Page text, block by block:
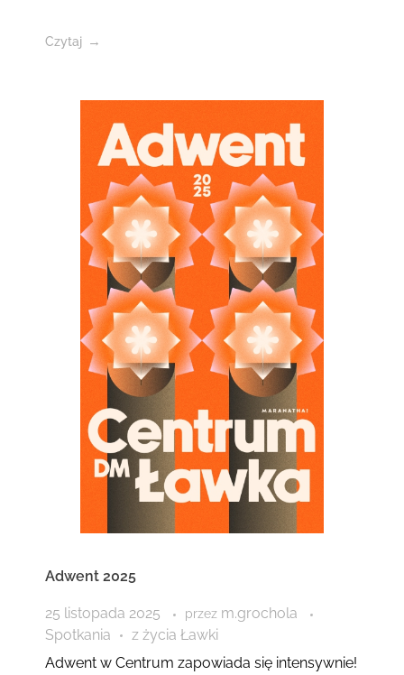
Czytaj
Adwent 2025
25 listopada 2025 przez m.grochola
Spotkania
z życia Ławki
Adwent w Centrum zapowiada się intensywnie!